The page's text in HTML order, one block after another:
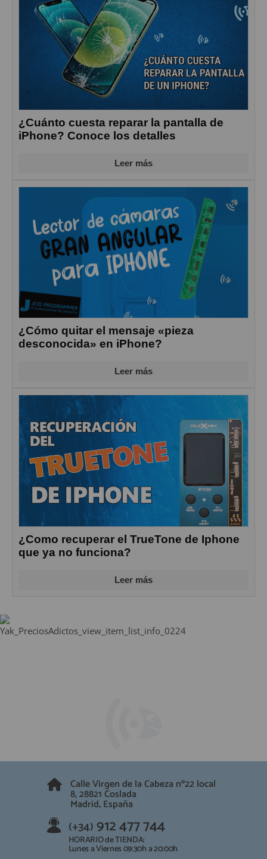
¿Cuánto cuesta reparar la pantalla de
iPhone? Conoce los detalles
Leer más
¿Cómo quitar el mensaje «pieza
desconocida» en iPhone?
Leer más
¿Como recuperar el TrueTone de Iphone
que ya no funciona?
Leer más
Calle Virgen de la Cabeza nº22 local
8, 28821 Coslada
Madrid, España
(+34) 912 477 744
HORARIO de TIENDA:
Lunes a Viernes 09:30h a 20:00h